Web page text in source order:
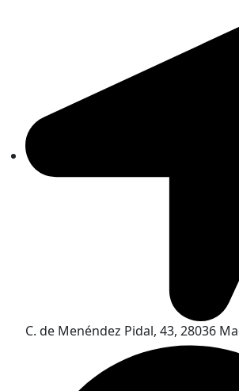
C. de Menéndez Pidal, 43, 28036